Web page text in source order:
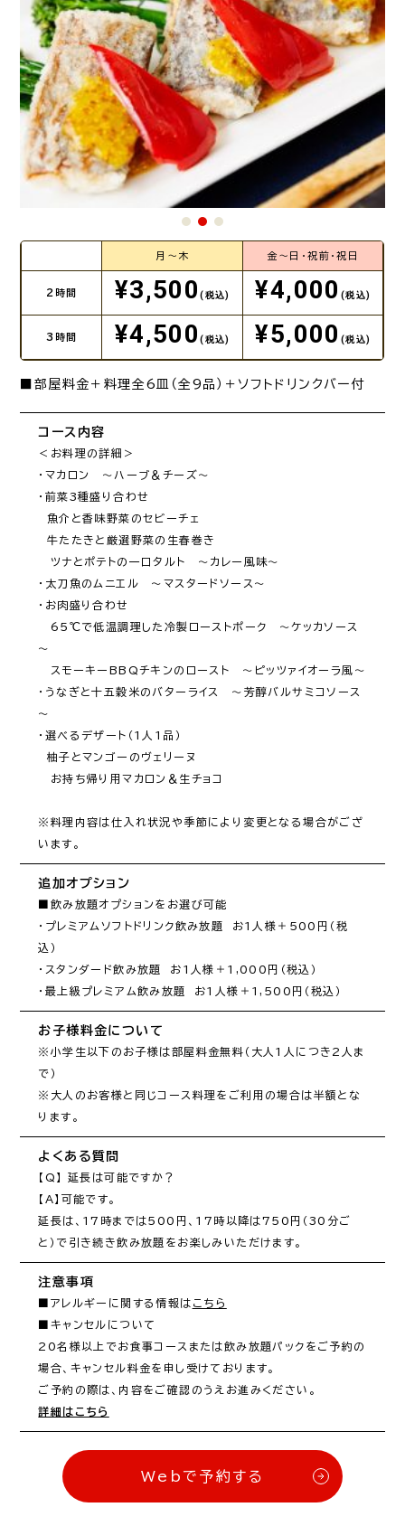
月～木 金～日・祝前・祝日
2時間 ¥3,500(税込) ¥4,000 (税込)
3時間 ¥4,500(税込) ¥5,000 (税込)
■部屋料金＋料理全6皿（全9品）＋ソフトドリンクバー付
コース内容
＜お料理の詳細＞
・マカロン　～ハーブ＆チーズ～
・前菜3種盛り合わせ
魚介と香味野菜のセビーチェ
牛たたきと厳選野菜の生春巻き
ツナとポテトの一口タルト　～カレー風味～
・太刀魚のムニエル　～マスタードソース～
・お肉盛り合わせ
65℃で低温調理した冷製ローストポーク　～ケッカソース
～
スモーキーBBQチキンのロースト　～ピッツァイオーラ風～
・うなぎと十五穀米のバターライス　～芳醇バルサミコソース
～
・選べるデザート（1人1品）
柚子とマンゴーのヴェリーヌ
お持ち帰り用マカロン＆生チョコ
※料理内容は仕入れ状況や季節により変更となる場合がござ
います。
追加オプション
■飲み放題オプションをお選び可能
・プレミアムソフトドリンク飲み放題　お1人様＋500円（税
込）
・スタンダード飲み放題　お1人様＋1,000円（税込）
・最上級プレミアム飲み放題　お1人様＋1,500円（税込）
お子様料金について
※小学生以下のお子様は部屋料金無料（大人1人につき2人ま
で）
※大人のお客様と同じコース料理をご利用の場合は半額とな
ります。
よくある質問
【Q】 延長は可能ですか？
【A】可能です。
延長は、17時までは500円、17時以降は750円（30分ご
と）で引き続き飲み放題をお楽しみいただけます。
注意事項
■アレルギーに関する情報は こちら
■キャンセルについて
20名様以上でお食事コースまたは飲み放題パックをご予約の
場合、キャンセル料金を申し受けております。
詳細はこちら
Webで予約する